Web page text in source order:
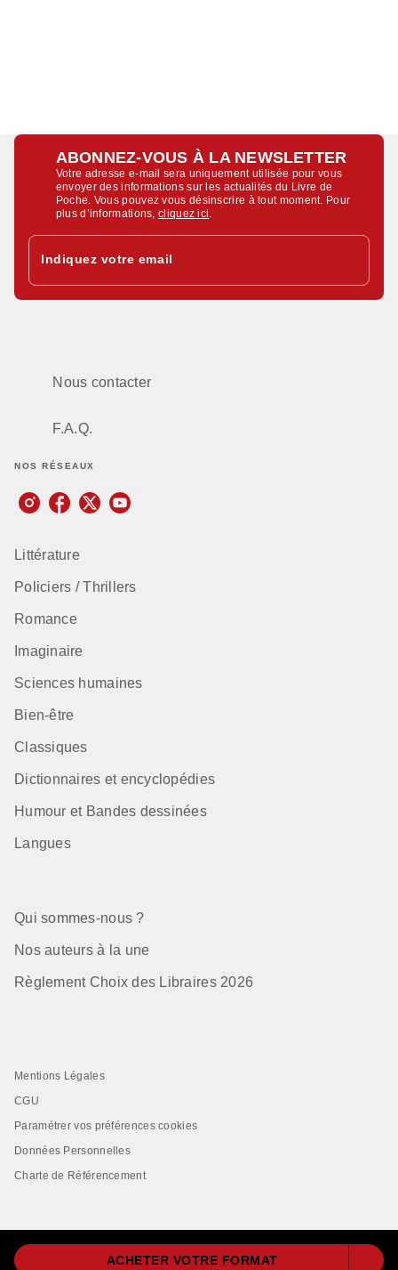
ACHETER VOTRE FORMAT
ABONNEZ-VOUS À LA NEWSLETTER
Votre adresse e-mail sera uniquement utilisée pour vous
envoyer des informations sur les actualités du Livre de
Poche. Vous pouvez vous désinscrire à tout moment. Pour
plus d’informations,cliquez ici
Indiquez votre email
Nous contacter
F.A.Q.
NOS RÉSEAUX
Littérature
Policiers / Thrillers
Romance
Imaginaire
Sciences humaines
Bien-être
Classiques
Dictionnaires et encyclopédies
Humour et Bandes dessinées
Langues
Qui sommes-nous ?
Nos auteurs à la une
Règlement Choix des Libraires 2026
Mentions Légales
CGU
Paramétrer vos préférences cookies
Données Personnelles
Charte de Référencement